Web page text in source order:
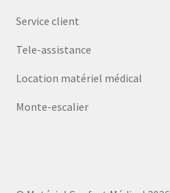
Service client
Tele-assistance
Location matériel médical
Monte-escalier